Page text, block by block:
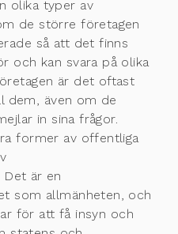
olika typer av
de större företagen
så att det finns
och kan svara på olika
är det oftast
dem, även om de
in sina frågor.
former av offentliga
. Det är en
som allmänheten, och
för att få insyn och